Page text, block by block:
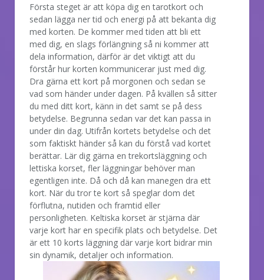
Första steget är att köpa dig en tarotkort och
sedan lägga ner tid och energi på att bekanta dig
med korten. De kommer med tiden att bli ett
med dig, en slags förlängning så ni kommer att
dela information, därför är det viktigt att du
förstår hur korten kommunicerar just med dig.
Dra gärna ett kort på morgonen och sedan se
vad som händer under dagen. På kvällen så sitter
du med ditt kort, känn in det samt se på dess
betydelse. Begrunna sedan var det kan passa in
under din dag. Utifrån kortets betydelse och det
som faktiskt händer så kan du förstå vad kortet
berättar. Lär dig gärna en trekortsläggning och
lettiska korset, fler läggningar behöver man
egentligen inte. Då och då kan manegen dra ett
kort. När du tror te kort så speglar dom det
förflutna, nutiden och framtid eller
personligheten. Keltiska korset är stjärna där
varje kort har en specifik plats och betydelse. Det
är ett 10 korts läggning där varje kort bidrar min
sin dynamik, detaljer och information.